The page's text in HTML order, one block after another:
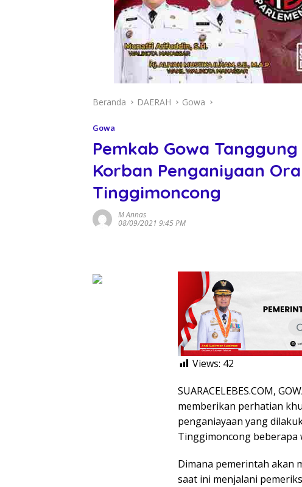
Beranda DAERAH Gowa
Gowa
Pemkab Gowa
Korban Penganiyaan
Tinggimoncong
M Annas
08/09/2021 9:45 PM
Views: 42
SUARACELEBES.COM,
memberikan perhatian
penganiayaan yang
Tinggimoncong beberapa
Dimana pemerintah akan
saat ini menjalani